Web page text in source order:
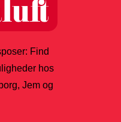
Find
hos
Jem og